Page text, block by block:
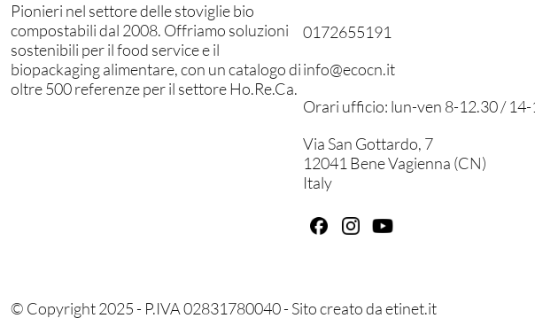
Pionieri nel settore delle stoviglie bio
compostabili dal 2008. Offriamo soluzioni
sostenibili per il food service e il
biopackaging alimentare, con un catalogo di
oltre 500 referenze per il settore Ho.Re.Ca.
0172655191
info@ecocn.it
Orari ufficio: lun-ven 8-12.30 /
Via San Gottardo, 7
12041 Bene Vagienna (CN)
Italy
© Copyright 2025 - P.IVA 02831780040 - Sito creato daetinet.it